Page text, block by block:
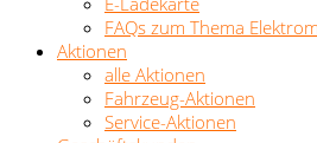
FAQs zum Thema
Aktionen
alle Aktionen
Fahrzeug-Aktionen
Service-Aktionen